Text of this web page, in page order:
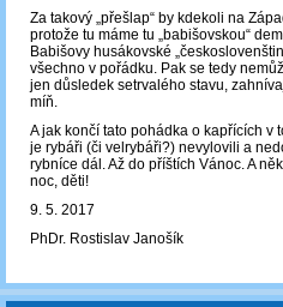
Za takový „přešlap“ by kdekoli na
protože tu máme tu „babišovskou“
Babišovy husákovské
všechno v pořádku. Pak se tedy
jen důsledek setrvalého stavu,
míň.
A jak končí tato pohádka o kapřících v
je rybáři (či velrybáři?) nevylovili a
rybníce dál. Až do příštích Vánoc. A
noc, děti!
9. 5. 2017
PhDr. Rostislav Janošík